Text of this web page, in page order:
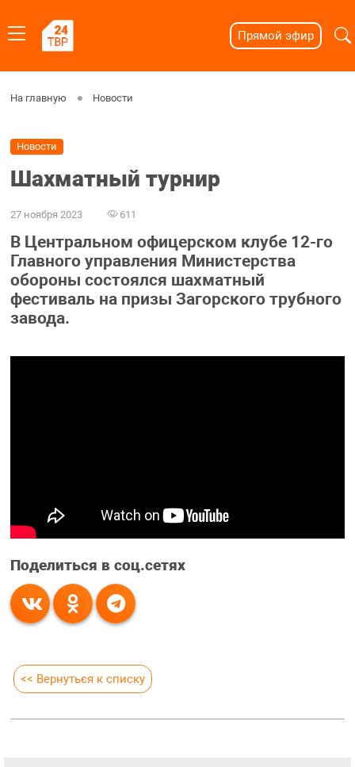
Прямой эфир
На главную Новости
Новости
Шахматный турнир
27 ноября 2023 611
В Центральном офицерском клубе 12-го
Главного управления Министерства
обороны состоялся шахматный
фестиваль на призы Загорского трубного
завода.
Поделиться в соц.сетях
<< Вернуться к списку